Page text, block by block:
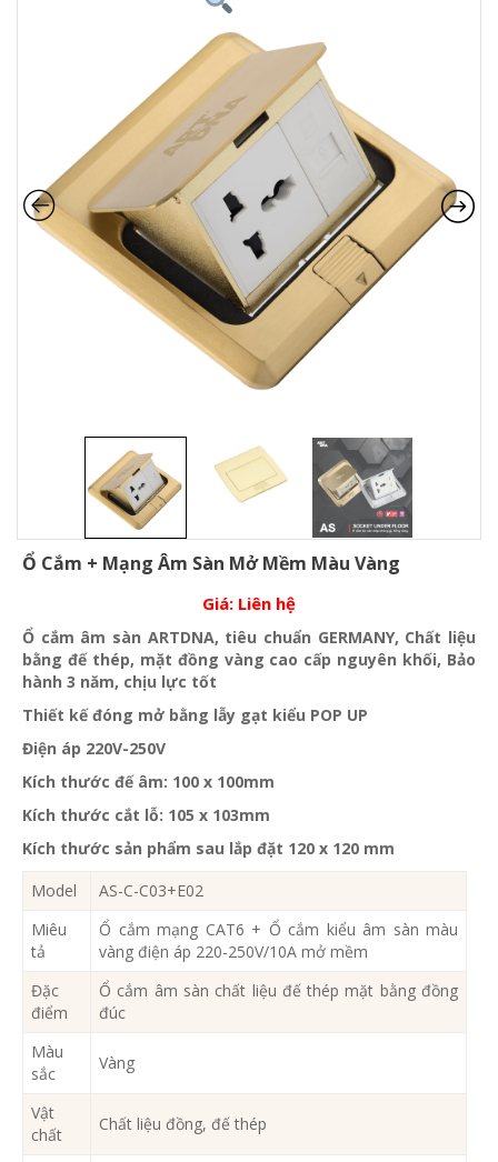
Ổ Cắm + Mạng Âm Sàn Mở Mềm Màu Vàng
Giá: Liên hệ
Ổ cắm âm sàn ARTDNA, tiêu chuẩn GERMANY, Chất liệu
bằng đế thép, mặt đồng vàng cao cấp nguyên khối, Bảo
hành 3 năm, chịu lực tốt
Thiết kế đóng mở bằng lẫy gạt kiểu POP UP
Điện áp 220V-250V
Kích thước đế âm: 100 x 100mm
Kích thước cắt lỗ: 105 x 103mm
Kích thước sản phẩm sau lắp đặt 120 x 120 mm
Model
AS-C-C03+E02
Miêu
tả
Ổ cắm mạng CAT6 + Ổ cắm kiểu âm sàn màu
vàng điện áp 220-250V/10A mở mềm
Đặc
điểm
Ổ cắm âm sàn chất liệu đế thép mặt bằng đồng
đúc
Màu
sắc
Vàng
Vật
chất
Chất liệu đồng, đế thép